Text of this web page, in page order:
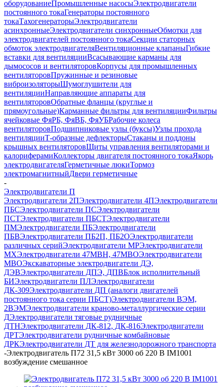
оборудованиеПромышленные насосыЭлектродвигатели
постоянного токаГенераторы постоянного
токаТахогенераторыЭлектродвигатели
асинхронныеЭлектродвигатели синхронныеОбмотки для
электродвигателей постоянного токаСекции статорных
обмоток электродвигателяВентиляционные клапаныГибкие
вставки для вентиляцииВсасывающие карманы для
дымососов и вентиляторовКорпусы для промышленных
вентиляторовПружинные и резиновые
виброизоляторыШумоглушители для
вентиляцииНаправляющие аппараты для
вентиляторовОбратные фланцы (круглые и
прямоугольные)Карманные фильтры для вентиляцииФильтры
ячейковые ФяРБ, ФяВБ, ФяУБРабочие колеса
вентиляторовПодшипниковые узлы (буксы)Узлы прохода
вентиляцииТ-образные дефлекторыСтаканы и поддоны
крышных вентиляторовЩиты управления вентиляторами и
калориферамиКоллекторы двигателя постоянного токаЯкорь
электродвигателяГерметичные люкиТормоз
электромагнитныйДвери герметичные
-
Электродвигатели П
Электродвигатели 2ПЭлектродвигатели 4ПЭлектродвигатели
ПБСЭлектродвигатели ПСЭлектродвигатели
ПСТЭлектродвигатели ПБСТЭлектродвигатели
ПМЭлектродвигатели ПБЭлектродвигатели
ПБВЭлектродвигатели ПБ2П, ПБ2ОЭлектродвигатели
различных серийЭлектродвигатели МРЭлектродвигатели
MXЭлектродвигатели 47MBH, 47МВОЭлектродвигатели
MBOЭкскаваторные электродвигатели ДЭ,
ДЭВЭлектродвигатели ДПЭ, ДПВБлок исполнительный
БИЭлектродвигатели ПЛЭлектродвигатели
ДК-309Электродвигатели ДП (аналоги двигателей
постоянного тока серии ПБСТ)Электродвигатели ВЭМ,
2ВЭМЭлектродвигатели краново-металлургические серии
ДЭлектродвигатели тяговые рудничные
ДТНЭлектродвигатели ДК-812, ДК-816Электродвигатели
ДРТЭлектродвигатели рудничные комбайновые
ДРКЭлектродвигатели ДТ для железнодорожного транспорта
-Электродвигатель П72 31,5 кВт 3000 об 220 В IM1001
возбуждение смешанное